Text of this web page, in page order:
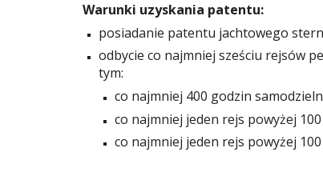
Warunki uzyskania patentu:
posiadanie patentu jachtowego
odbycie co najmniej sześciu rejsów
tym:
co najmniej 400 godzin
co najmniej jeden rejs powyżej
co najmniej jeden rejs powyżej